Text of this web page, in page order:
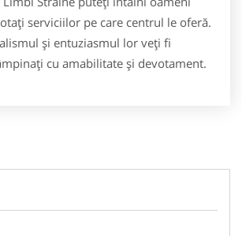
serviciilor pe care centrul le oferă.
şi entuziasmul lor veţi fi
cu amabilitate şi devotament.